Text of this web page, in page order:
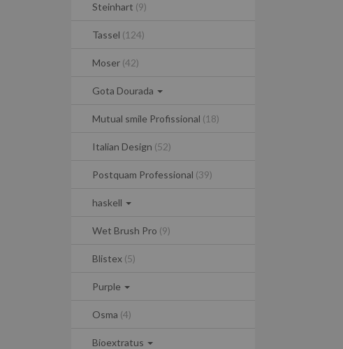
Steinhart (9)
Tassel (124)
Moser (42)
Gota Dourada
Mutual smile Profissional (18)
Italian Design (52)
Postquam Professional (39)
haskell
Wet Brush Pro (9)
Blistex (5)
Purple
Osma (4)
Bioextratus